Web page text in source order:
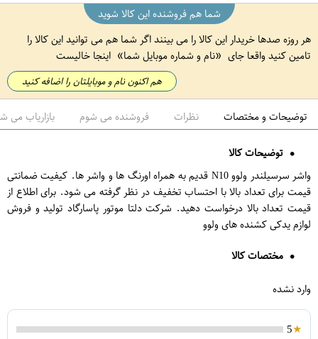
شما هم فروشنده این کالا شوید
هر روزه صدها خریدار این کالا را می بینند اگر شما هم می توانید این کالا را
تامین کنید واقعا جای
نام و شماره موبایل شما اینجا خالیست
هم اکنون نام و موبایلتان را اضافه کنید
توضیحات و مختصات نظرات فروشنده می شوم بازاریاب می
توضیحات کالا
واشر سرسیلندر ولوو N10 قدیم به همراه اورنگ ها و واشر ها. کیفیت ضمانتی
قیمت برای تعداد بالا با احتساب تخفیف در نظر گرفته می شود. برای اطلاع از
قیمت تعداد بالا درخواست دهید. شرکت دلتا موتور پاسارگاد تولید و فروش
لوازم یدکی کشنده های ولوو
مختصات کالا
وارد نشده
5